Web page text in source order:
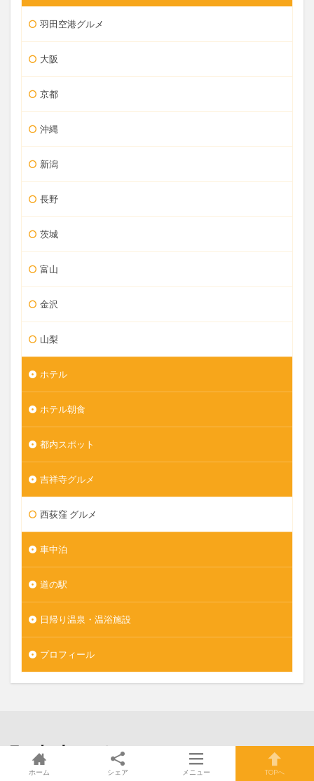
羽田空港グルメ
大阪
京都
沖縄
新潟
長野
茨城
富山
金沢
山梨
ホテル
ホテル朝食
都内スポット
吉祥寺グルメ
西荻窪 グルメ
車中泊
道の駅
日帰り温泉・温浴施設
プロフィール
都内スポット の最新記事8件
ホーム シェア メニュー TOPへ